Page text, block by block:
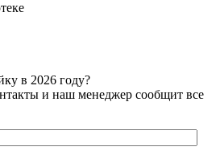
в 2026 году?
и наш менеджер сообщит все